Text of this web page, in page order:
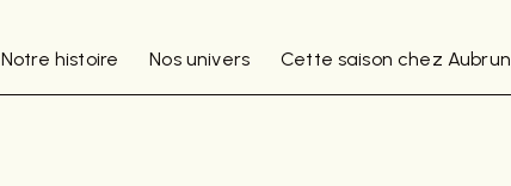
Notre histoire Nos univers Cette saison chez Aubrun